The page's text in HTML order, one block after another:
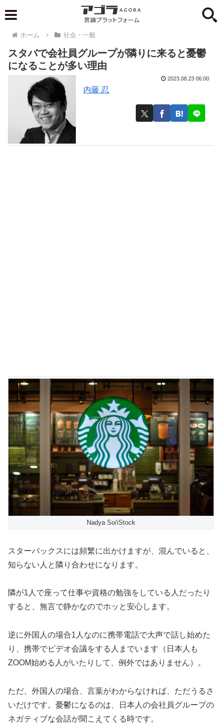
ホーム 社会・一般
スタバで会社員グループが隣りに来ると憂鬱
になることが多い理由
内藤 忍
2023.08.23 06:00
Nadya So/iStock
スターバックスには頻繁に出かけますが、混んでいると、
知らない人と隣り合わせになります。
隣が1人で座って仕事や資格の勉強をしている人だったり
すると、無言で静かなのでホッと安心します。
逆に外国人の場合1人なのに携帯電話で大声で話し始めた
り、携帯でビデオ会議をする人までいます（日本人も
ZOOM始める人がいたりして、例外ではありません）。
ただ、外国人の場合、言葉がわからなければ、ただうるさ
いだけです。憂鬱になるのは、日本人の会社員グループの
ネガティブな会話が聞こえてくる時です。